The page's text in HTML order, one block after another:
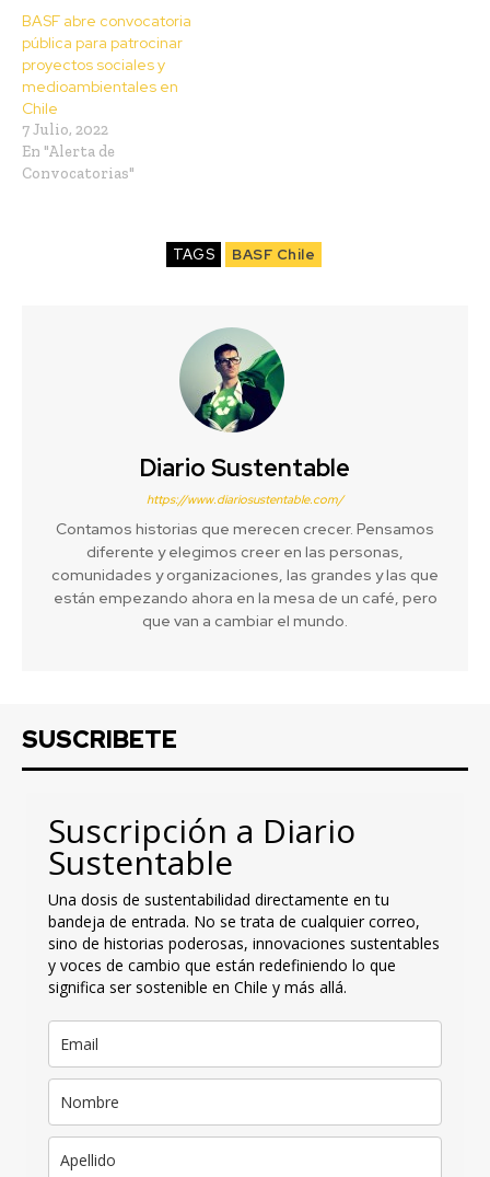
BASF abre convocatoria
pública para patrocinar
proyectos sociales y
medioambientales en
Chile
7 Julio, 2022
En "Alerta de
Convocatorias"
TAGS BASF Chile
Diario Sustentable
https://www.diariosustentable.com/
Contamos historias que merecen crecer. Pensamos
diferente y elegimos creer en las personas,
comunidades y organizaciones, las grandes y las que
están empezando ahora en la mesa de un café, pero
que van a cambiar el mundo.
SUSCRIBETE
Suscripción a Diario
Sustentable
Una dosis de sustentabilidad directamente en tu
bandeja de entrada. No se trata de cualquier correo,
sino de historias poderosas, innovaciones sustentables
y voces de cambio que están redefiniendo lo que
significa ser sostenible en Chile y más allá.